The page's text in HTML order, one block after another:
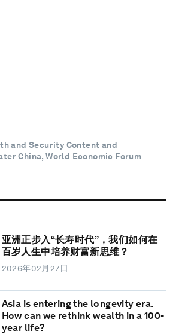
and Security Content and
China, World Economic Forum
亚洲正步入“长寿时代”，我们如何在
百岁人生中培养财富新思维？
2026年02月27日
Asia is entering the longevity era.
How can we rethink wealth in a 100-
year life?